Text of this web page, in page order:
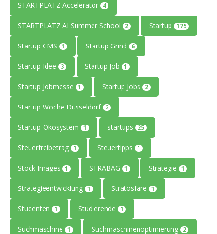
STARTPLATZ Accelerator 4
STARTPLATZ AI Summer School 2 Startup 175
Startup CMS 1 Startup Grind 6
Startup Idee 3 Startup Job 1
Startup Jobmesse 1 Startup Jobs 2
Startup Woche Düsseldorf 2
Startup-Ökosystem 1 startups 25
Steuerfreibetrag 1 Steuertipps 1
Stock Images 1 STRABAG 1 Strategie 1
Strategieentwicklung 1 Stratosfare 1
Studenten 1 Studierende 1
Suchmaschine 1 Suchmaschinenoptimierung 2